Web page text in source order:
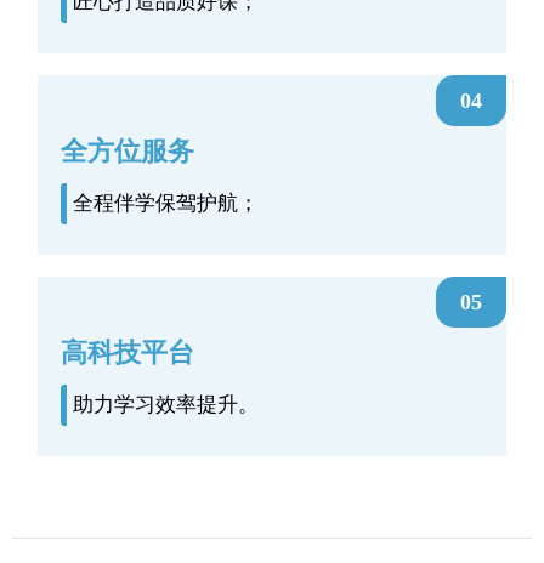
04
全方位服务
全程伴学保驾护航；
05
高科技平台
助力学习效率提升。